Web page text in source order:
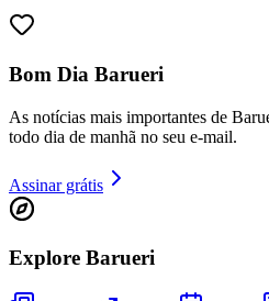
Bom Dia Barueri
As notícias mais importantes de
todo dia de manhã no seu e-mail.
Assinar grátis
Explore Barueri